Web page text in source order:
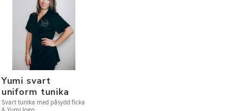
Yumi svart
uniform tunika
Svart tunika med påsydd ficka